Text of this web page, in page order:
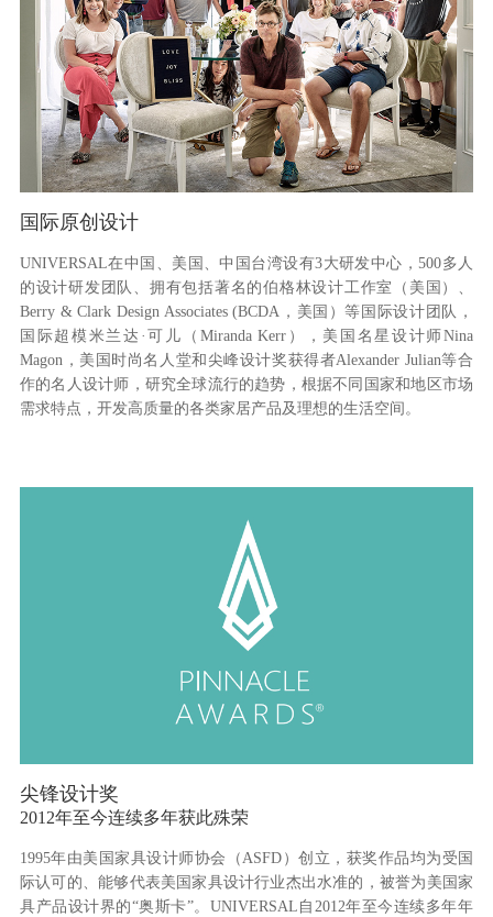
国际原创设计
UNIVERSAL在中国、美国、中国台湾设有3大研发中心，500多人
的设计研发团队、拥有包括著名的伯格林设计工作室（美国）、
Berry & Clark Design Associates (BCDA，美国）等国际设计团队，
国际超模米兰达·可儿（Miranda Kerr），美国名星设计师Nina
Magon，美国时尚名人堂和尖峰设计奖获得者Alexander Julian等合
作的名人设计师，研究全球流行的趋势，根据不同国家和地区市场
需求特点，开发高质量的各类家居产品及理想的生活空间。
尖锋设计奖
2012年至今连续多年获此殊荣
1995年由美国家具设计师协会（ASFD）创立，获奖作品均为受国
际认可的、能够代表美国家具设计行业杰出水准的，被誉为美国家
具产品设计界的“奥斯卡”。UNIVERSAL自2012年至今连续多年年